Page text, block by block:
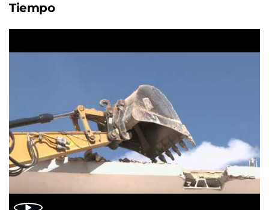
Tiempo